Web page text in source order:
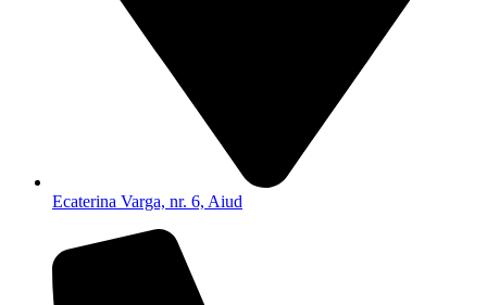
Ecaterina Varga, nr. 6, Aiud